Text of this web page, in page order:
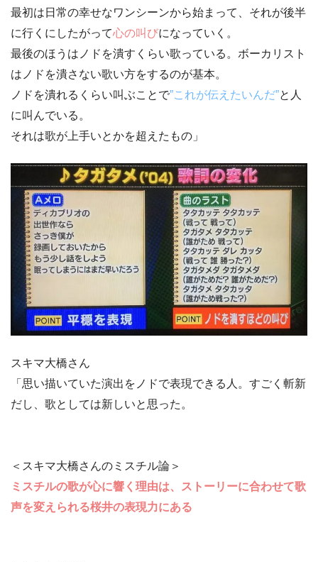
最初は日常の幸せなワンシーンから始まって、それが後半
に行くにしたがって心の叫びになっていく。
最後のほうはノドを潰すくらい歌っている。ボーカリスト
はノドを潰さない歌い方をするのが基本。
ノドを潰れるくらい叫ぶことで”これが伝えたいんだ”と人
に叫んでいる。
それは歌が上手いとかを超えたもの」
スキマ大橋さん
「思い描いていた演出をノドで表現できる人。すごく斬新
だし、歌としては新しいと思った。
＜スキマ大橋さんのミスチル論＞
ミスチルの歌が心に響く理由は、ストーリーに合わせて歌
声を変えられる桜井の表現力にある